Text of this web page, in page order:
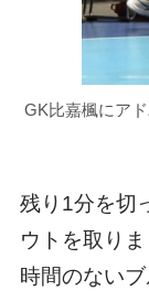
GK比嘉楓にア
残り1分を切
ウトを取り
時間のない